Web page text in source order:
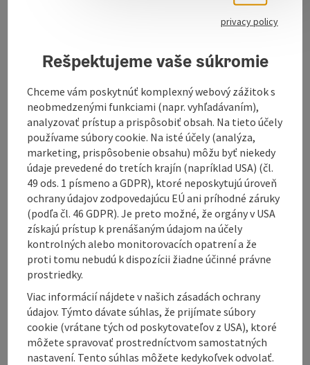
class training and expertise. Hairdressing and
cosmetics are more than just a profession for us. For
Your hair is cared for with products from Wella, Wella
Of course, we include a detailed type consultation -
together we will find the perfect overall package for
you! Take advantage of our special offer ...
Display complete description
Contact
Opening hours
Arrival
privacy policy
Rešpektujeme vaše súkromie
Chceme vám poskytnúť komplexný webový zážitok s
neobmedzenými funkciami (napr. vyhľadávaním),
analyzovať prístup a prispôsobiť obsah. Na tieto účely
používame súbory cookie. Na isté účely (analýza,
marketing, prispôsobenie obsahu) môžu byť niekedy
údaje prevedené do tretích krajín (napríklad USA) (čl.
49 ods. 1 písmeno a GDPR), ktoré neposkytujú úroveň
ochrany údajov zodpovedajúcu EÚ ani príhodné záruky
(podľa čl. 46 GDPR). Je preto možné, že orgány v USA
získajú prístup k prenášaným údajom na účely
kontrolných alebo monitorovacích opatrení a že
proti tomu nebudú k dispozícii žiadne účinné právne
prostriedky.
Viac informácií nájdete v našich zásadách ochrany
údajov. Týmto dávate súhlas, že prijímate súbory
cookie (vrátane tých od poskytovateľov z USA), ktoré
môžete spravovať prostredníctvom samostatných
nastavení. Tento súhlas môžete kedykoľvek odvolať.